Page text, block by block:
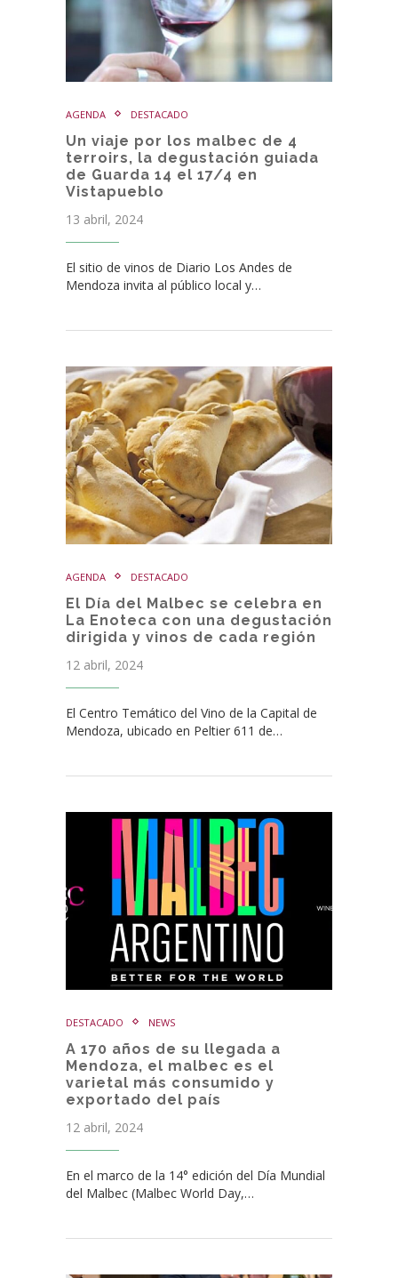
AGENDA DESTACADO
Un viaje por los malbec de 4
terroirs, la degustación guiada
de Guarda 14 el 17/4 en
Vistapueblo
13 abril, 2024
El sitio de vinos de Diario Los Andes de
Mendoza invita al público local y…
AGENDA DESTACADO
El Día del Malbec se celebra en
La Enoteca con una degustación
dirigida y vinos de cada región
12 abril, 2024
El Centro Temático del Vino de la Capital de
Mendoza, ubicado en Peltier 611 de…
DESTACADO NEWS
A 170 años de su llegada a
Mendoza, el malbec es el
varietal más consumido y
exportado del país
12 abril, 2024
En el marco de la 14° edición del Día Mundial
del Malbec (Malbec World Day,…